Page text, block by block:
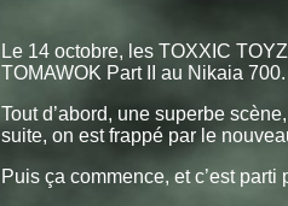
Le 14 octobre, les TOXXIC
TOMAWOK Part II au Nikaia 700.
Tout d’abord, une superbe
suite, on est frappé par le
Puis ça commence, et c’est parti